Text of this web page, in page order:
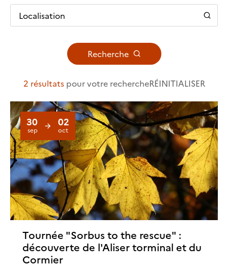
Localisation
Recherche
2 résultatspour votre rechercheRÉINITIALISER
30
sep
02
oct
Tournée "Sorbus to the rescue" :
découverte de l'Aliser torminal et du
Cormier